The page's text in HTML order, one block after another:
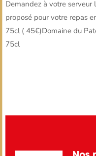
Demandez à votre serveur
proposé pour votre repas
75cl ( 45€)Domaine du
75cl